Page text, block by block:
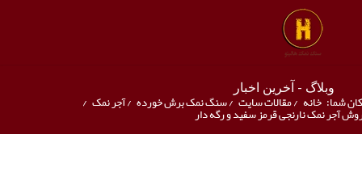
وبلاگ - آخرین اخبار
شما: خانه /مقالات سایت /سنگ نمک برش خورده /آجر نمک /
آجر نمک نارنجی قرمز سفید و رگه دار